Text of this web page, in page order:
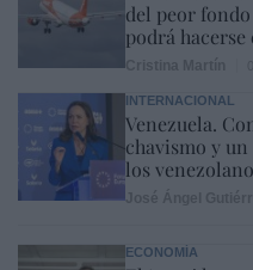
del peor
podrá
INTERNACIONAL
Venezuela.
chavismo y
los
ECONOMÍA